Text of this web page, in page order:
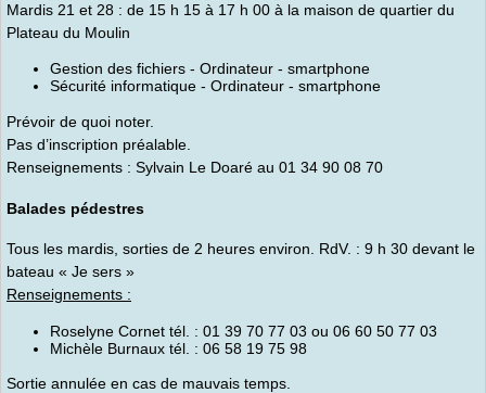
Mardis 21 et 28 : de 15 h 15 à 17 h 00 à la maison de quartier du
Plateau du Moulin
Gestion des fichiers - Ordinateur - smartphone
Sécurité informatique - Ordinateur - smartphone
Prévoir de quoi noter.
Pas d’inscription préalable.
Renseignements : Sylvain Le Doaré au 01 34 90 08 70
Balades pédestres
Tous les mardis, sorties de 2 heures environ. RdV. : 9 h 30 devant le
bateau « Je sers »
Renseignements :
Roselyne Cornet tél. : 01 39 70 77 03 ou 06 60 50 77 03
Michèle Burnaux tél. : 06 58 19 75 98
Sortie annulée en cas de mauvais temps.